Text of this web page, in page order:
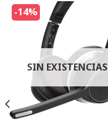
-14%
SIN EXISTENCIAS